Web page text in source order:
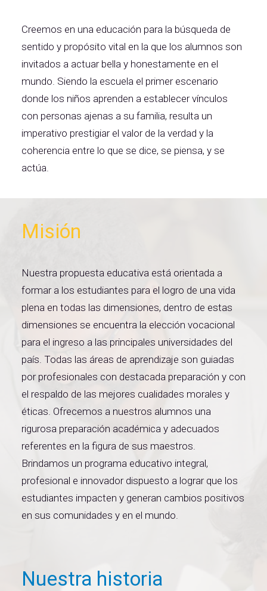
Creemos en una educación para la búsqueda de
sentido y propósito vital en la que los alumnos son
invitados a actuar bella y honestamente en el
mundo. Siendo la escuela el primer escenario
donde los niños aprenden a establecer vínculos
con personas ajenas a su familia, resulta un
imperativo prestigiar el valor de la verdad y la
coherencia entre lo que se dice, se piensa, y se
actúa.
Misión
Nuestra propuesta educativa está orientada a
formar a los estudiantes para el logro de una vida
plena en todas las dimensiones, dentro de estas
dimensiones se encuentra la elección vocacional
para el ingreso a las principales universidades del
país. Todas las áreas de aprendizaje son guiadas
por profesionales con destacada preparación y con
el respaldo de las mejores cualidades morales y
éticas. Ofrecemos a nuestros alumnos una
rigurosa preparación académica y adecuados
referentes en la figura de sus maestros.
Brindamos un programa educativo integral,
profesional e innovador dispuesto a lograr que los
estudiantes impacten y generan cambios positivos
en sus comunidades y en el mundo.
Nuestra historia